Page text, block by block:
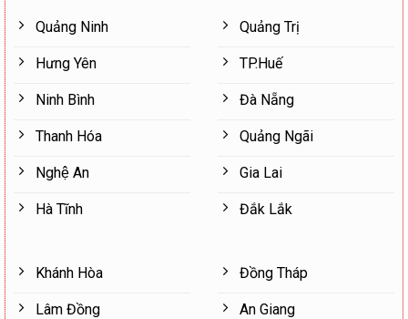
Quảng Ninh
Hưng Yên
Ninh Bình
Thanh Hóa
Nghệ An
Hà Tĩnh
Quảng Trị
TP.Huế
Đà Nẵng
Quảng Ngãi
Gia Lai
Đắk Lắk
Khánh Hòa
Lâm Đồng
Đồng Tháp
An Giang